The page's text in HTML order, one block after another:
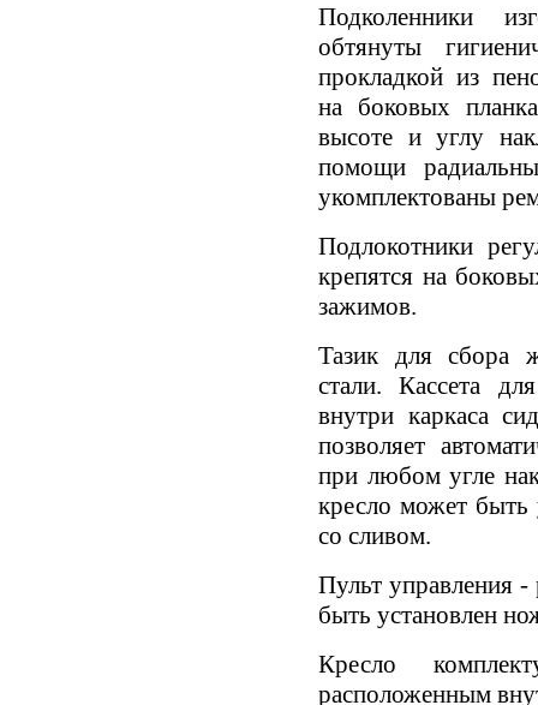
Подколенники
обтянуты
прокладкой из
на боковых
высоте и углу
помощи
укомплектованы
Подлокотники
крепятся на
зажимов.
Тазик для сбора
стали. Кассета
внутри каркаса
позволяет
при любом угле
кресло может быть
со сливом.
Пульт управления
быть установлен
Кресло
расположенным